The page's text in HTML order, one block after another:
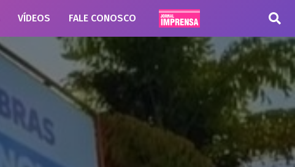
VÍDEOS FALE CONOSCO